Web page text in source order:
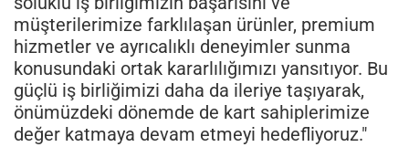
müşterilerimize farklılaşan ürünler, premium
hizmetler ve ayrıcalıklı deneyimler sunma
konusundaki ortak kararlılığımızı yansıtıyor. Bu
güçlü iş birliğimizi daha da ileriye taşıyarak,
önümüzdeki dönemde de kart sahiplerimize
değer katmaya devam etmeyi hedefliyoruz."